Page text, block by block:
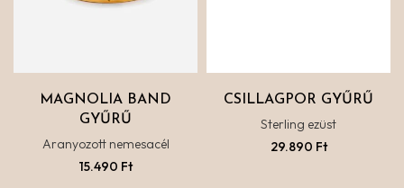
MAGNOLIA BAND
GYŰRŰ
Aranyozott nemesacél
15.490 Ft
CSILLAGPOR GYŰRŰ
Sterling ezüst
29.890 Ft